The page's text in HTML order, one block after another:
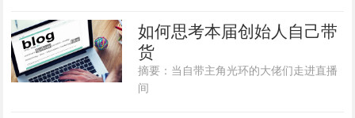
如何思考本届创始人自己带
货
摘要：当自带主角光环的大佬们走进直播
间